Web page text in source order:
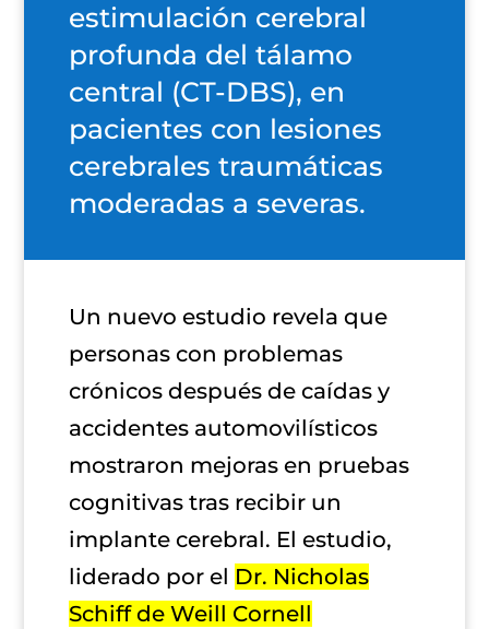
estimulación cerebral
profunda del tálamo
central (CT-DBS), en
pacientes con lesiones
cerebrales traumáticas
moderadas a severas.
Un nuevo estudio revela que
personas con problemas
crónicos después de caídas y
accidentes automovilísticos
mostraron mejoras en pruebas
cognitivas tras recibir un
implante cerebral. El estudio,
liderado por el Dr. Nicholas
Schiff de Weill Cornell